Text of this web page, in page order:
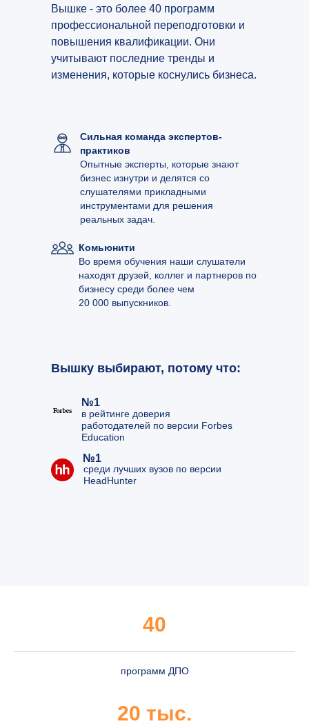
Сильная команда экспертов-
практиков
Опытные эксперты, которые знают
бизнес изнутри и делятся со
слушателями прикладными
инструментами для решения
реальных задач.
Вышку выбирают, потому что:
Вышке - это более 40 программ
профессиональной переподготовки и
повышения квалификации. Они
учитывают последние тренды и
изменения, которые коснулись бизнеса.
№1
№1
в рейтинге доверия
работодателей по версии Forbes
Education
среди лучших вузов по версии
HeadHunter
Комьюнити
Во время обучения наши слушатели
находят друзей, коллег и партнеров по
бизнесу среди более чем
20 000 выпускников.
40
программ ДПО
20 тыс.